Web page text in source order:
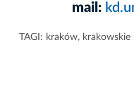
mail:
TAGI: kraków, krakowskie